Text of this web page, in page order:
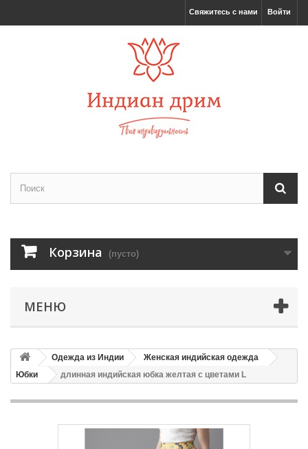
Войти
Свяжитесь с нами
Корзина (пусто)
МЕНЮ
Одежда из Индии
Женская индийская одежда
Юбки
длинная индийская юбка желтая с цветами L